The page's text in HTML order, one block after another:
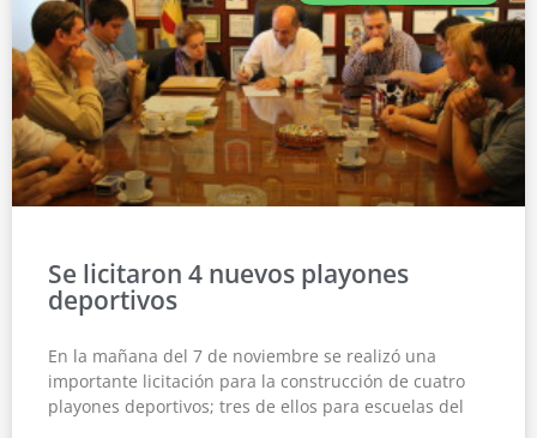
Se licitaron 4 nuevos playones
deportivos
En la mañana del 7 de noviembre se realizó una
importante licitación para la construcción de cuatro
playones deportivos; tres de ellos para escuelas del